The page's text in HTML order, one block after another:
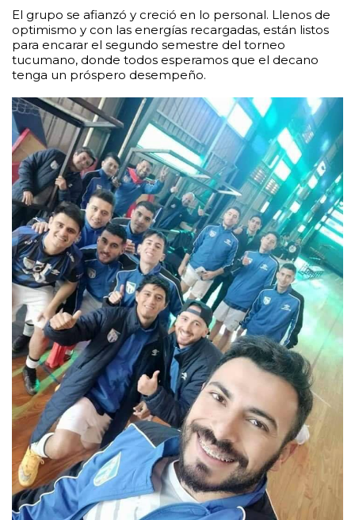
El grupo se afianzó y creció en lo personal. Llenos de
optimismo y con las energías recargadas, están listos
para encarar el segundo semestre del torneo
tucumano, donde todos esperamos que el decano
tenga un próspero desempeño.